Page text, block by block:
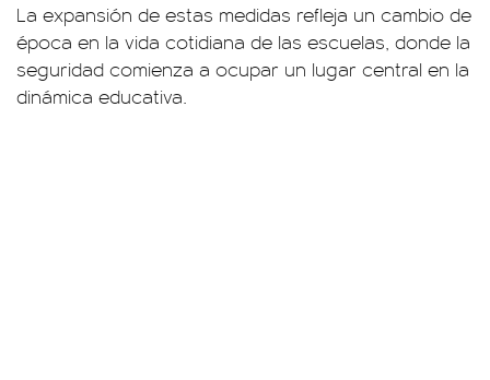
La expansión de estas medidas refleja un cambio de
época en la vida cotidiana de las escuelas, donde la
seguridad comienza a ocupar un lugar central en la
dinámica educativa.